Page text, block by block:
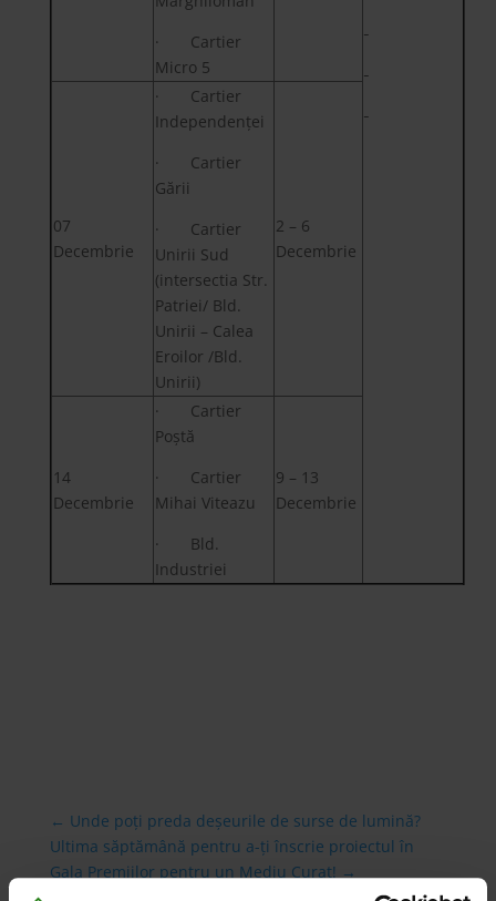
· Cartier
Micro 5
07
Decembrie
· Cartier
Independenței
· Cartier
Gării
· Cartier
Unirii Sud
(intersectia Str.
Patriei/ Bld.
Unirii – Calea
Eroilor /Bld.
Unirii)
2 – 6
Decembrie
14
Decembrie
· Cartier
Poștă
· Cartier
Mihai Viteazu
· Bld.
Industriei
9 – 13
Decembrie
← Unde poți preda deșeurile de surse de lumină?
Ultima săptămână pentru a-ți înscrie proiectul în
Gala Premiilor pentru un Mediu Curat! →